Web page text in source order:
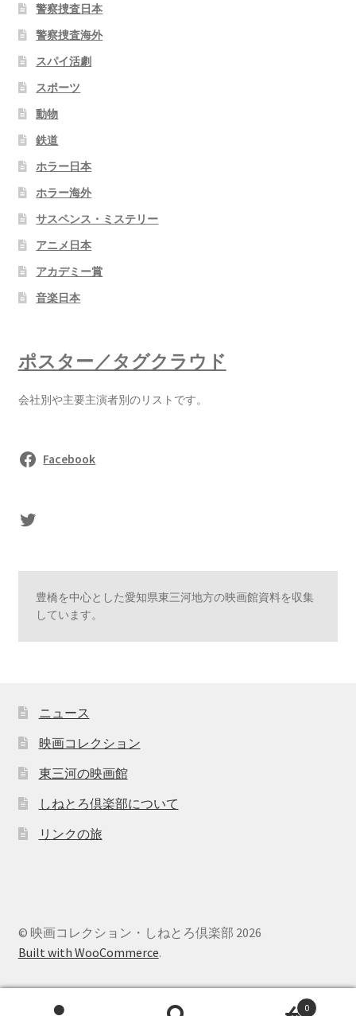
警察捜査日本
警察捜査海外
スパイ活劇
スポーツ
動物
鉄道
ホラー日本
ホラー海外
サスペンス・ミステリー
アニメ日本
アカデミー賞
音楽日本
ポスター／タグクラウド
会社別や主要主演者別のリストです。
Facebook
sasaki's Twitter
豊橋を中心とした愛知県東三河地方の映画館資料を収集
しています。
ニュース
映画コレクション
東三河の映画館
しねとろ倶楽部について
リンクの旅
© 映画コレクション・しねとろ倶楽部 2026
Built with WooCommerce.
0